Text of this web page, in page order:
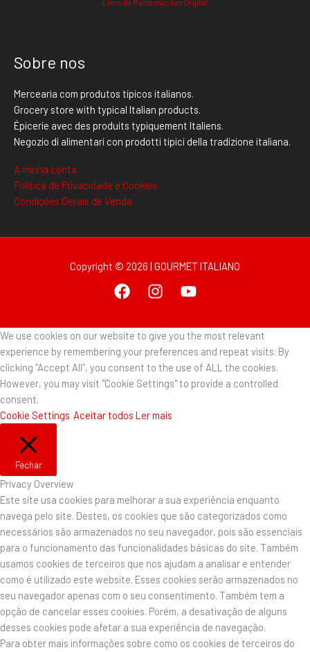
Livro de Reclamações Digital
Sobre nos
Mercearia com produtos típicos italianos.
Grocery store with typical Italian products.
Épicerie avec des produits typiquement Italiens.
Negozio di alimentari con prodotti tipici della tradizione italiana.
A minha conta
Politica de Privacidade e Cookies
Condições Gerais de Venda
Copyright © 2026 | GOURMET ITALIANO
We use cookies on our website to give you the most relevant
experience by remembering your preferences and repeat visits. By
clicking “Accept All”, you consent to the use of ALL the cookies.
However, you may visit "Cookie Settings" to provide a controlled
consent.
Cookie Settings Aceitar todos Ler mais
Fechar
Privacy Overview
Este site usa cookies para melhorar a sua experiência enquanto
navega pelo site. Destes, os cookies que são categorizados como
necessários são armazenados no seu navegador, pois são essenciais
para o funcionamento das funcionalidades básicas do site. Também
usamos cookies de terceiros que nos ajudam a analisar e entender
como é utilizado este website. Esses cookies serão armazenados no
seu navegador apenas com o seu consentimento. Também tem a
opção de cancelar esses cookies. Porém, a desativação de alguns
desses cookies pode afetar a sua experiência de navegação.
Para obter mais informações sobre como os cookies de terceiros do